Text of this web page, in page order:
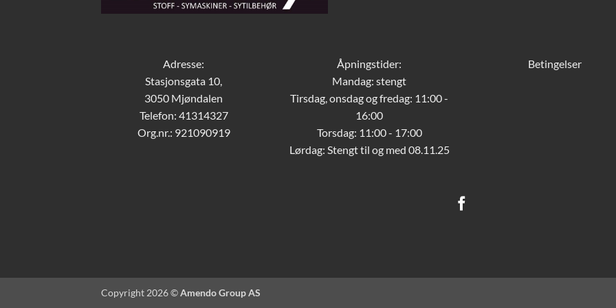
Adresse:
Stasjonsgata 10,
3050 Mjøndalen
Telefon: 41314327
Org.nr.: 921090919
Åpningstider:
Mandag: stengt
Tirsdag, onsdag og fredag: 11:00 -
16:00
Torsdag: 11:00 - 17:00
Lørdag: Stengt til og med 08.11.25
Betingelser
Copyright 2026 ©Amendo Group AS